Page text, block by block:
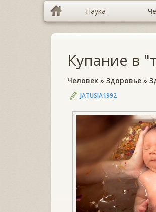
Наука
Купание в
Человек » Здоровье »
JATUSIA1992